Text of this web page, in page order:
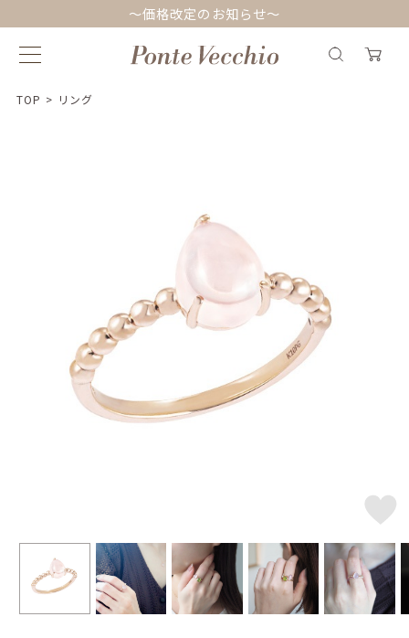
～価格改定のお知らせ～
TOP > リング